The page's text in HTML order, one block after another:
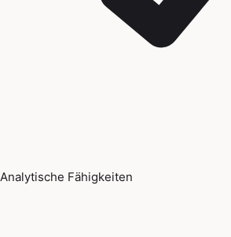
Analytische Fähigkeiten